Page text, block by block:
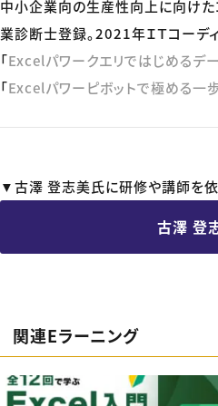
中小企業向の生産性向上に向けた
業診断士登録。2021年ＩＴコーデ
「Excelパワークエリではじめるデ
「Excelパワーピボットで極める一
▼古澤 登志美氏に研修や講師を依
古澤 登
関連Eラーニング